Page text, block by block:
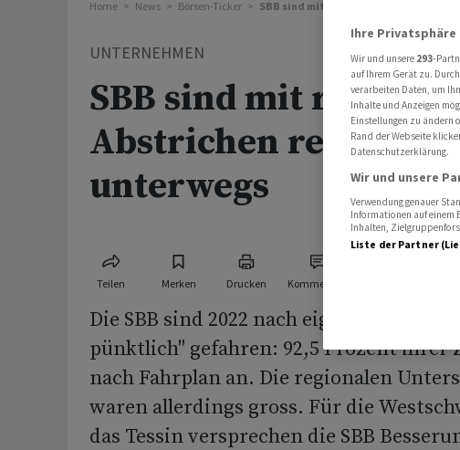
Home News Börsen-Ticker SBB sind mit regionalen Abstrichen
UNTERNEHMEN
SBB sind mit
Abstrichen recht
unterwegs
Teilen Merken Drucken Kommentare
Die SBB sind 2022 nach eigenen
pünktlich" gefahren: 92,5 Prozent ihrer
nach Fahrplan an. Die regionalen
waren allerdings gross. Für die
das Tessin versprechen die SBB
Ihre
Wir und unsere 293-
auf Ihrem Gerät zu.
verarbeiten Daten, um
Inhalte und Anzeigen
Einstellungen zu ändern
Rand der Webseite
Datenschutzerklärung.
Wir und unsere
Verwendung genauer
Informationen auf einem
Inhalten,
Liste der Partner